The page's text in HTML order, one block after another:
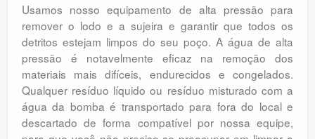
Usamos nosso equipamento de alta pressão para
remover o lodo e a sujeira e garantir que todos os
detritos estejam limpos do seu poço. A água de alta
pressão é notavelmente eficaz na remoção dos
materiais mais difíceis, endurecidos e congelados.
Qualquer resíduo líquido ou resíduo misturado com a
água da bomba é transportado para fora do local e
descartado de forma compatível por nossa equipe,